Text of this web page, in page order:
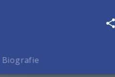
Biografie